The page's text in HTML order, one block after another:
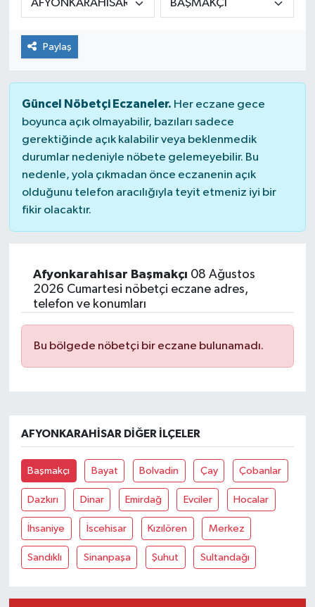
Paylaş
Güncel Nöbetçi Eczaneler. Her eczane gece
boyunca açık olmayabilir, bazıları sadece
gerektiğinde açık kalabilir veya beklenmedik
durumlar nedeniyle nöbete gelemeyebilir. Bu
nedenle, yola çıkmadan önce eczanenin açık
olduğunu telefon aracılığıyla teyit etmeniz iyi bir
fikir olacaktır.
Afyonkarahisar Başmakçı 08 Ağustos
2026 Cumartesi nöbetçi eczane adres,
telefon ve konumları
Bu bölgede nöbetçi bir eczane bulunamadı.
AFYONKARAHISAR DIĞER İLÇELER
Başmakçı Bayat Bolvadin Çay Çobanlar
Dazkırı Dinar Emirdağ Evciler Hocalar
İhsaniye İscehisar Kızılören Merkez
Sandıklı Sinanpaşa Şuhut Sultandağı
Kültür Sanat